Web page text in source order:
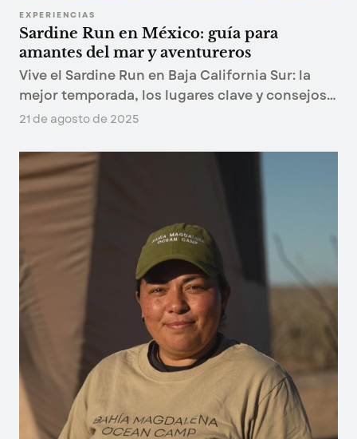
EXPERIENCIAS
Sardine Run en México: guía para
amantes del mar y aventureros
Vive el Sardine Run en Baja California Sur: la
mejor temporada, los lugares clave y consejos
para presenciar el fenómeno donde marlín,
sardinas.
21 de agosto de 2025